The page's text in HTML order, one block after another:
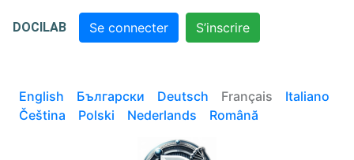
DOCILAB Se connecter S’inscrire
English Български Deutsch Français
Italiano
Čeština
Polski Nederlands Română